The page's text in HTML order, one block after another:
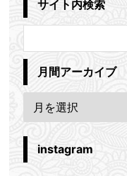
サイト内検索
月間アーカイブ
instagram